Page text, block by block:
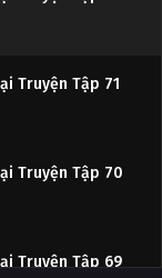
Truyện Tập 71
Truyện Tập 70
Truyện Tập 69